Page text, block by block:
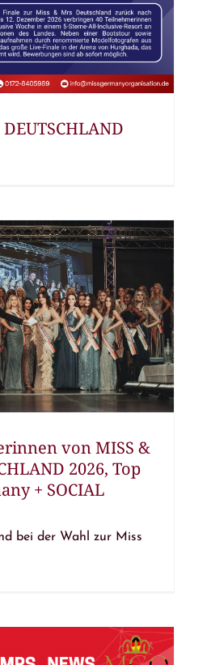
von MISS &
2026, Top
+ SOCIAL
bei der Wahl zur Miss